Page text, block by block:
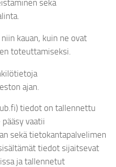
sekä
kauan, kuin ne ovat
toteuttamiseksi.
ajan.
tiedot on tallennettu
vaatii
sekä tietokantapalvelimen
tiedot sijaitsevat
ja tallennetut